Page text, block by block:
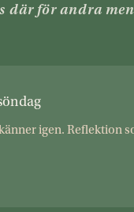
för andra
igen. Reflektion